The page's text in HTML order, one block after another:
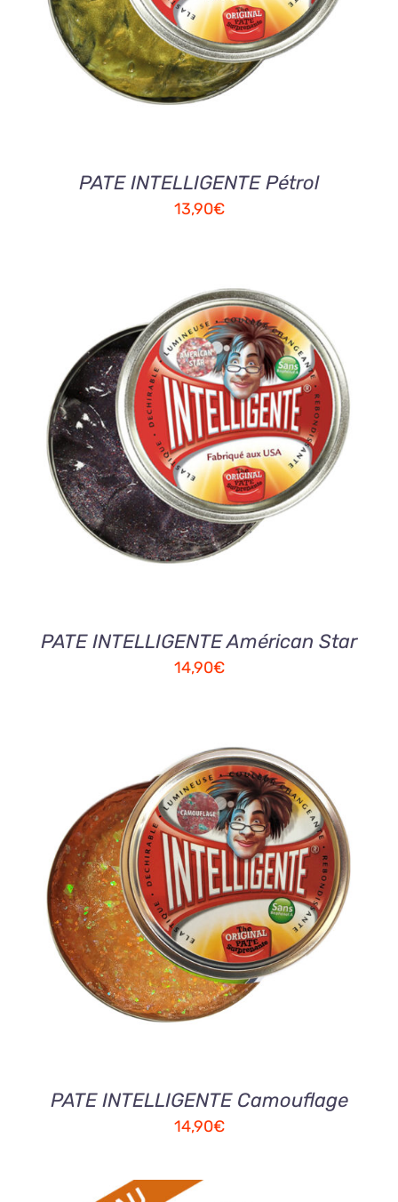
PATE INTELLIGENTE Pétrol
13,90€
AJOUTER AU PANIER
/
DETAILS
PATE INTELLIGENTE Américan Star
14,90€
AJOUTER AU PANIER
/
DETAILS
PATE INTELLIGENTE Camouflage
14,90€